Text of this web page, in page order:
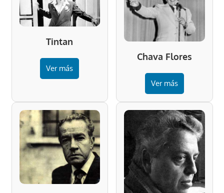
Tintan
Ver más
Chava Flores
Ver más